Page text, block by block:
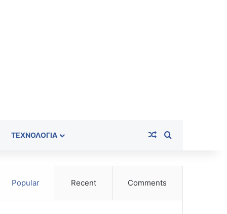
ΤΕΧΝΟΛΟΓΊΑ Random Article
Popular Recent Comments